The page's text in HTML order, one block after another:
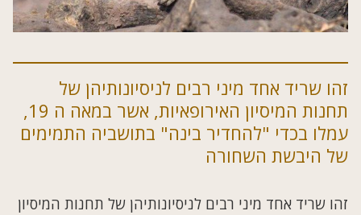
זהו שריד אחד מיני רבים לניסיונותיהן של
תחנות המיסיון האירופאיות, אשר במאה ה 19,
עמלו בכדי "להחדיר בינה" בתושביה התמימים
של היבשת השחורה
זהו שריד אחד מיני רבים לניסיונותיהן של תחנות המיסיון